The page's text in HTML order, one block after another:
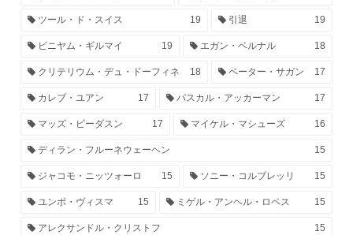
ツール・ド・スイス 19 引退 19
ビニヤム・ギルマイ 19 エガン・ベルナル 18
クリテリウム・デュ・ドーフィネ 18 ペーター・サガン 17
カレブ・ユアン 17 パスカル・アッカーマン 17
マッズ・ピーダスン 17 マイケル・マシューズ 16
ディラン・フルーネウェーヘン 15
ジャコモ・ニッツォーロ 15 ソニー・コルブレッリ 15
ユンボ・ヴィスマ 15 ミゲル・アンヘル・ロペス 15
アレクサンドル・クリストフ 15